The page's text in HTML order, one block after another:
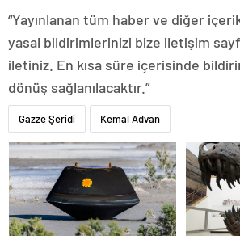
“Yayınlanan tüm haber ve diğer
yasal bildirimlerinizi bize iletişim
iletiniz. En kısa süre içerisinde
dönüş sağlanılacaktır.”
Gazze Şeridi Kemal Advan